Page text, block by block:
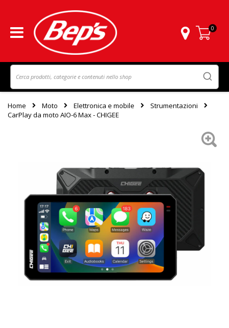
Carrello
0
Home Moto Elettronica e mobile
Strumentazioni
CarPlay da moto AIO-6 Max - CHIGEE